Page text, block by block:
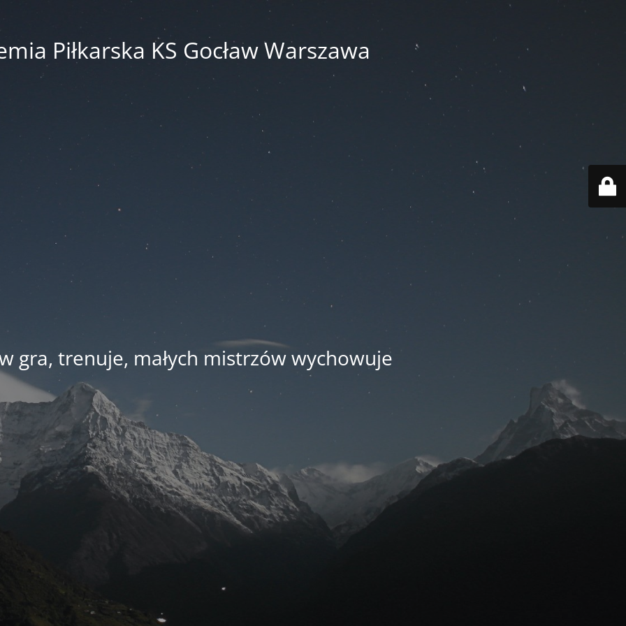
Piłkarska KS Gocław Warszawa
gra, trenuje, małych mistrzów wychowuje